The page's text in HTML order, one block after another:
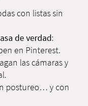
con listas sin
de verdad:
en Pinterest.
las cámaras y
postureo… y con